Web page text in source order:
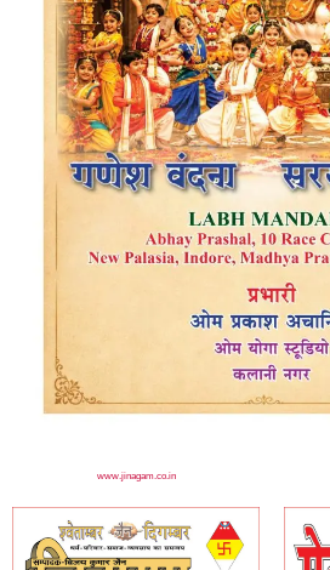
www.jinagam.co.in